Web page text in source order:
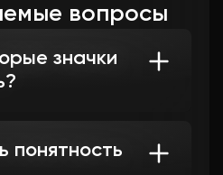
вопросы
значки
или слишком
который не связан
понятность